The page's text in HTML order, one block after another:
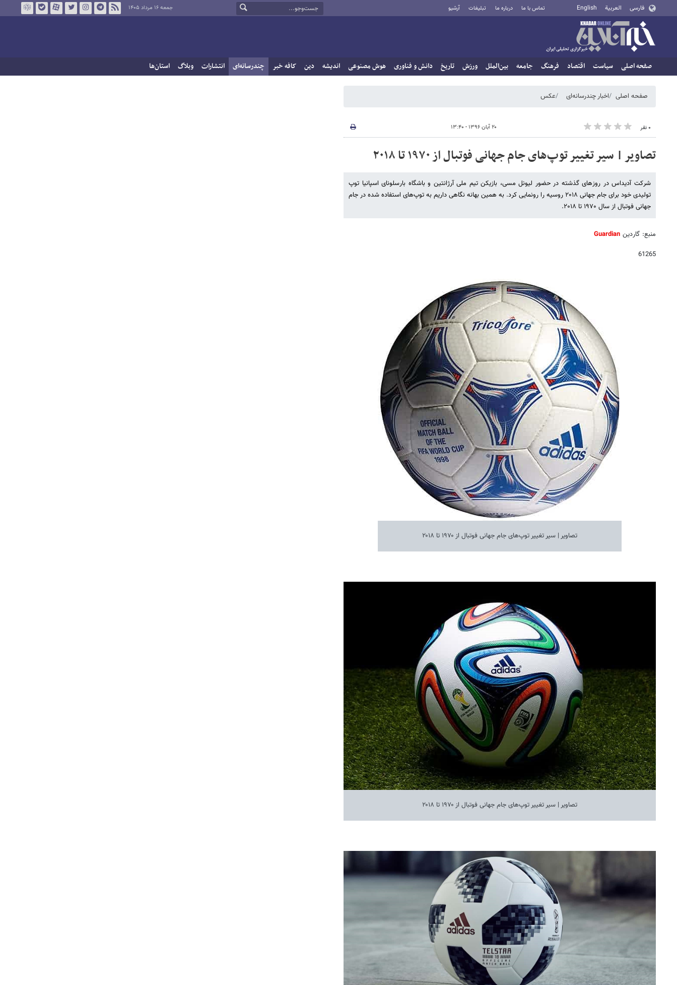
فارسی العربية English تماس با ما درباره ما تبلیغات آرشیو جمعه ۱۶ مرداد ۱۴۰۵
صفحه اصلی سیاست اقتصاد فرهنگ جامعه بین‌الملل ورزش تاریخ دانش و فناوری هوش مصنوعی اندیشه دین کافه خبر چندرسانه‌ای انتشارات وبلاگ استان‌ها
صفحه اصلی اخبار چندرسانه‌ای عکس
۰ نفر ۲۰ آبان ۱۳۹۶ - ۱۳:۴۰
تصاویر | سیر تغییر توپ‌های جام جهانی فوتبال از ۱۹۷۰ تا ۲۰۱٨
شرکت آدیداس در روزهای گذشته در حضور لیونل مسی، بازیکن تیم ملی آرژانتین و باشگاه بارسلونای اسپانیا توپ
تولیدی خود برای جام جهانی ۲۰۱٨ روسیه را رونمایی کرد. به همین بهانه نگاهی داریم به توپ‌های استفاده شده در جام
جهانی فوتبال از سال ۱۹۷۰ تا ۲۰۱٨.
منبع: گاردین Guardian
61265
تصاویر | سیر تغییر توپ‌های جام جهانی فوتبال از ۱۹۷۰ تا ۲۰۱٨
تصاویر | سیر تغییر توپ‌های جام جهانی فوتبال از ۱۹۷۰ تا ۲۰۱٨